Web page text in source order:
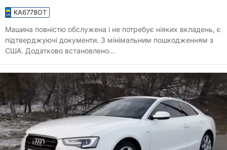
KA6778OT
Машина повністю обслужена і не потребує ніяких вкладень, є
підтверджуючі документи. З мінімальним пошкодженням з
США. Додатково встановлено...